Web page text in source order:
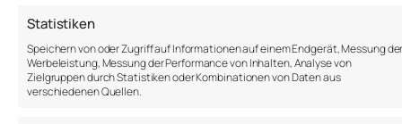
Statistiken
Speichern von oder Zugriff auf Informationen auf einem Endgerät, Messung
Werbeleistung, Messung der Performance von Inhalten, Analyse von
Zielgruppen durch Statistiken oder Kombinationen von Daten aus
verschiedenen Quellen.
Potenziale zu entdecken.
Innovation, Motivation und Optimierung entstehen,
wenn du Menschen befragst und beteiligst, die mit
dem Vorhaben zu tun haben werden. Eine mögliche